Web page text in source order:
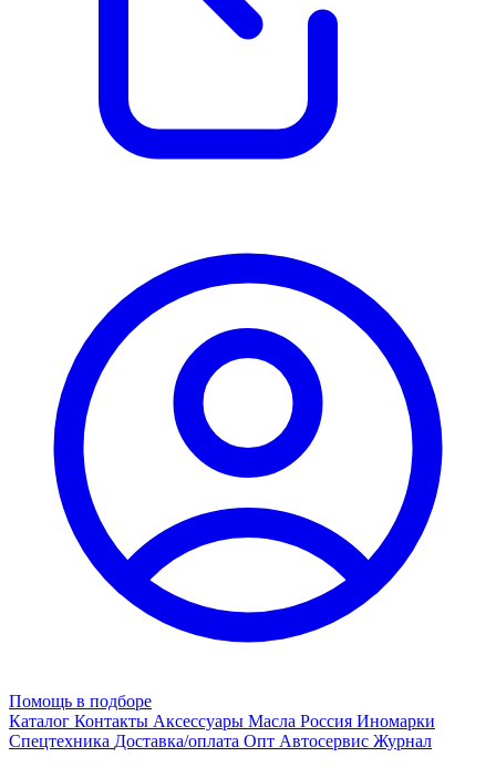
Помощь в подборе
Каталог Контакты Аксессуары Масла Россия Иномарки
Спецтехника Доставка/оплата Опт Автосервис Журнал